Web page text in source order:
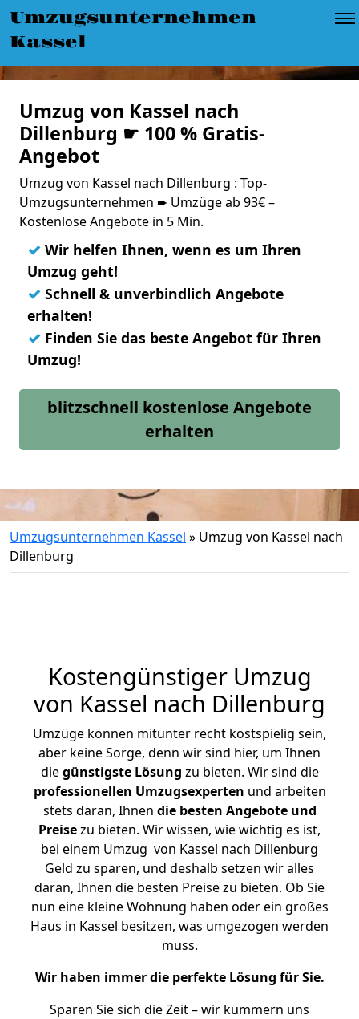
Umzugsunternehmen
Kassel
Umzug von Kassel nach
Dillenburg ☛ 100 % Gratis-
Angebot
Umzug von Kassel nach Dillenburg : Top-
Umzugsunternehmen ➨ Umzüge ab 93€ –
Kostenlose Angebote in 5 Min.
✓ Wir helfen Ihnen, wenn es um Ihren
Umzug geht!
✓ Schnell & unverbindlich Angebote
erhalten!
✓ Finden Sie das beste Angebot für Ihren
Umzug!
blitzschnell kostenlose Angebote
erhalten
Umzugsunternehmen Kassel » Umzug von Kassel nach
Dillenburg
Kostengünstiger Umzug
von Kassel nach Dillenburg
Umzüge können mitunter recht kostspielig sein,
aber keine Sorge, denn wir sind hier, um Ihnen
diegünstigste Lösung zu bieten. Wir sind die
professionellen Umzugsexperten und arbeiten
stets daran, Ihnen die besten Angebote und
Preisezu bieten. Wir wissen, wie wichtig es ist,
bei einem Umzug von Kassel nach Dillenburg
Geld zu sparen, und deshalb setzen wir alles
daran, Ihnen die besten Preise zu bieten. Ob Sie
nun eine kleine Wohnung haben oder ein großes
Haus in Kassel besitzen, was umgezogen werden
muss.
Wir haben immer die perfekte Lösung für Sie.
Sparen Sie sich die Zeit – wir kümmern uns